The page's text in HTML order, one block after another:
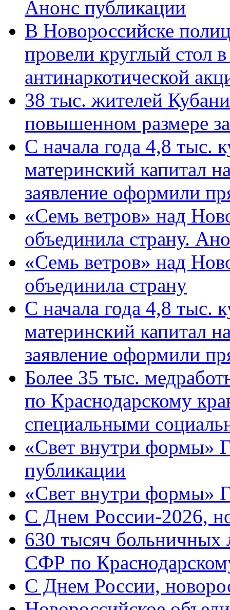
Анонс публикации
В Новороссийске
провели круглый стол
антинаркотической
38 тыс. жителей
повышенном размере
С начала года 4,8 тыс.
материнский капитал
заявление оформили
«Семь ветров» над
объединила страну.
«Семь ветров» над
объединила страну
С начала года 4,8 тыс.
материнский капитал
заявление оформили
Более 35 тыс.
по Краснодарскому
специальными
«Свет внутри формы»
публикации
«Свет внутри формы»
C Днем России-2026,
630 тысяч больничных
СФР по
C Днем России,